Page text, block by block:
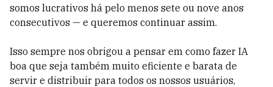
somos lucrativos há pelo menos sete ou nove anos
consecutivos — e queremos continuar assim.
Isso sempre nos obrigou a pensar em como fazer IA
boa que seja também muito eficiente e barata de
servir e distribuir para todos os nossos usuários,